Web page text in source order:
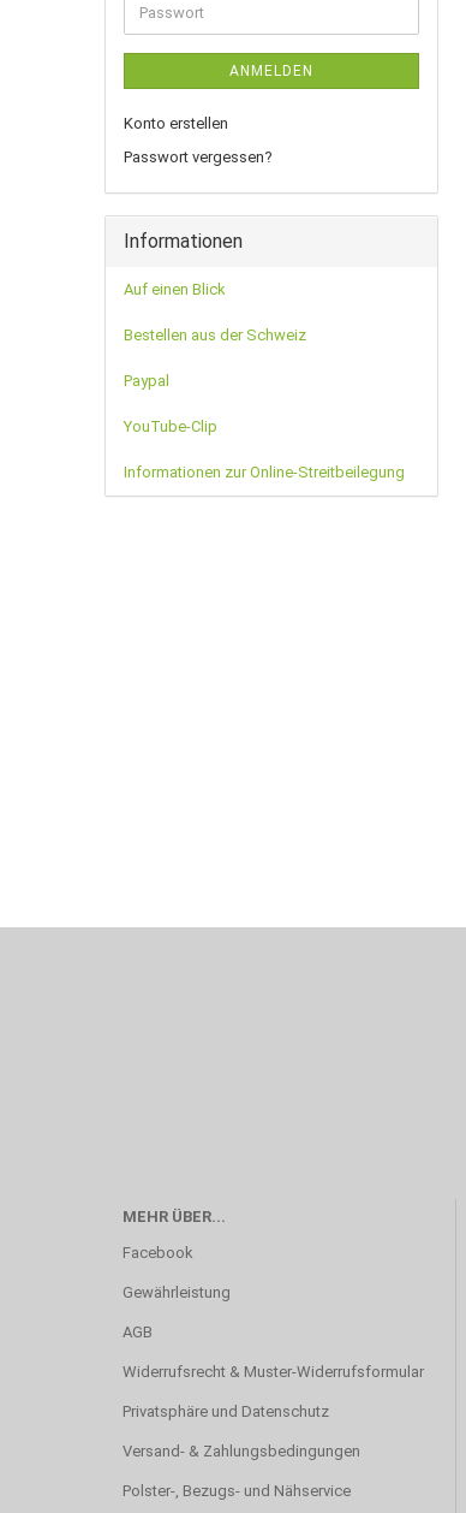
Passwort
ANMELDEN
Konto erstellen
Passwort vergessen?
Informationen
Auf einen Blick
Bestellen aus der Schweiz
Paypal
YouTube-Clip
Informationen zur Online-Streitbeilegung
MEHR ÜBER...
Facebook
Gewährleistung
AGB
Widerrufsrecht & Muster-Widerrufsformular
Privatsphäre und Datenschutz
Versand- & Zahlungsbedingungen
Polster-, Bezugs- und Nähservice